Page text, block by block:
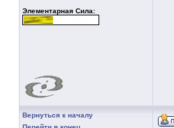
Элементарная Сила:
Вернуться к началу